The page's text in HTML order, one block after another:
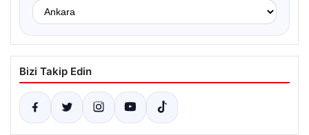
Bizi Takip Edin